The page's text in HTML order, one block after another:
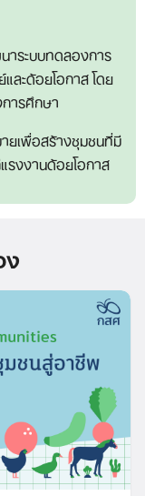
าระบบทดลองการ
ะด้อยโอกาส โดย
ารศึกษา
ยเพื่อสร้างชุมชนที่มี
งงานด้อยโอกาส
ง